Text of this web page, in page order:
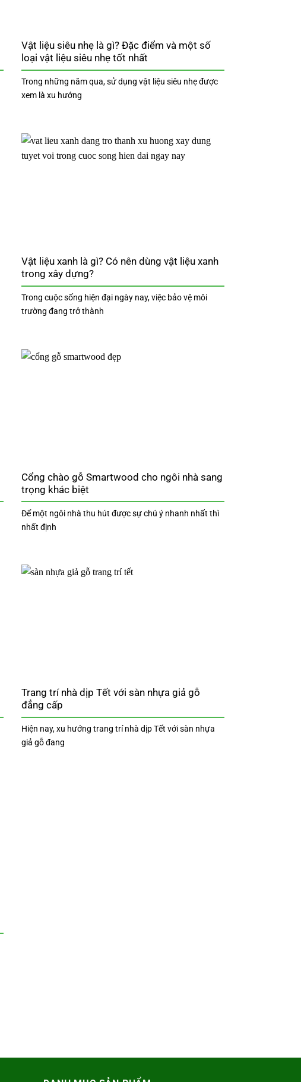
Vật liệu siêu nhẹ là gì? Đặc điểm và một số
loại vật liệu siêu nhẹ tốt nhất
Trong những năm qua, sử dụng vật liệu siêu nhẹ được
xem là xu hướng
Vật liệu xanh là gì? Có nên dùng vật liệu xanh
trong xây dựng?
Trong cuộc sống hiện đại ngày nay, việc bảo vệ môi
trường đang trở thành
Cổng chào gỗ Smartwood cho ngôi nhà sang
trọng khác biệt
Để một ngôi nhà thu hút được sự chú ý nhanh nhất thì
nhất định
Trang trí nhà dịp Tết với sàn nhựa giả gỗ
đẳng cấp
Hiện nay, xu hướng trang trí nhà dịp Tết với sàn nhựa
giả gỗ đang